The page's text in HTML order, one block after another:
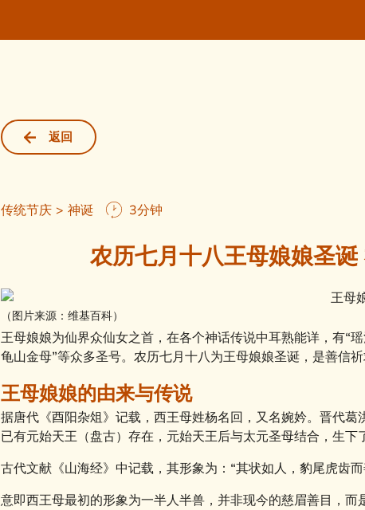
返回
传统节庆 > 神诞 3分钟
农历七月十八王母娘娘圣
（图片来源：维基百科）
王母娘娘为仙界众仙女之首，在各个神话传说中耳熟能详，有“
龟山金母”等众多圣号。农历七月十八为王母娘娘圣诞，是善信
王母娘娘的由来与传说
据唐代《酉阳杂俎》记载，西王母姓杨名回，又名婉妗。晋代
已有元始天王（盘古）存在，元始天王后与太元圣母结合，生下
古代文献《山海经》中记载，其形象为：“其状如人，豹尾虎齿
意即西王母最初的形象为一半人半兽，并非现今的慈眉善目，